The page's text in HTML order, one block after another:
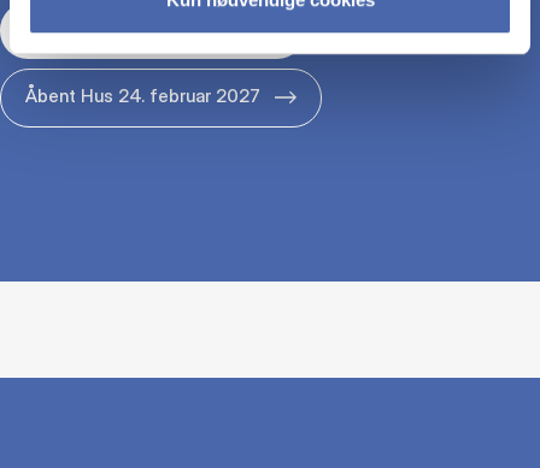
Åbent Hus 29. januar 2027
Åbent Hus 24. februar 2027